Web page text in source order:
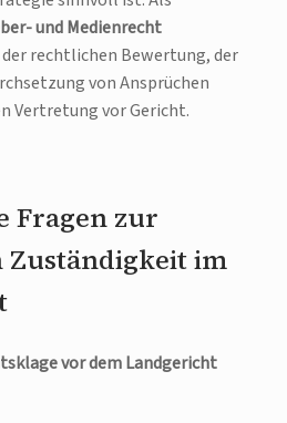
und Medienrecht
rechtlichen Bewertung, der
von Ansprüchen
Vertretung vor Gericht.
Fragen zur
im
vor dem Landgericht